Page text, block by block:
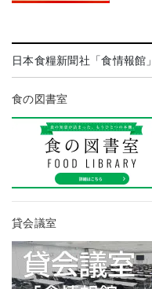
日本食糧新聞社「食情報館」
食の図書室
貸会議室